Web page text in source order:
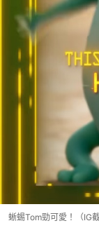
蜥蜴Tom勁可愛！（IG